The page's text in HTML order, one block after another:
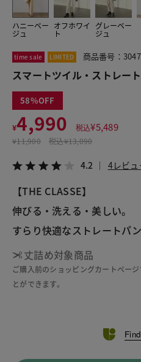
ハニーベー
ジュ
オフホワイ
ト
グレーベー
ジュ
time sale LIMITED 商品番号：
スマートツイル・ストレー
58
¥4,990 税込¥5,489
¥11,900 税込¥13,090
4.2 4レビュ
【THE CLASSE】
伸びる・洗える・美しい。
すらり快適なストレートパ
丈詰め対象商品
ご購入前のショッピングカートペー
とができます。
この商品をシェアする
¥4,990
税込¥5,489
LINE